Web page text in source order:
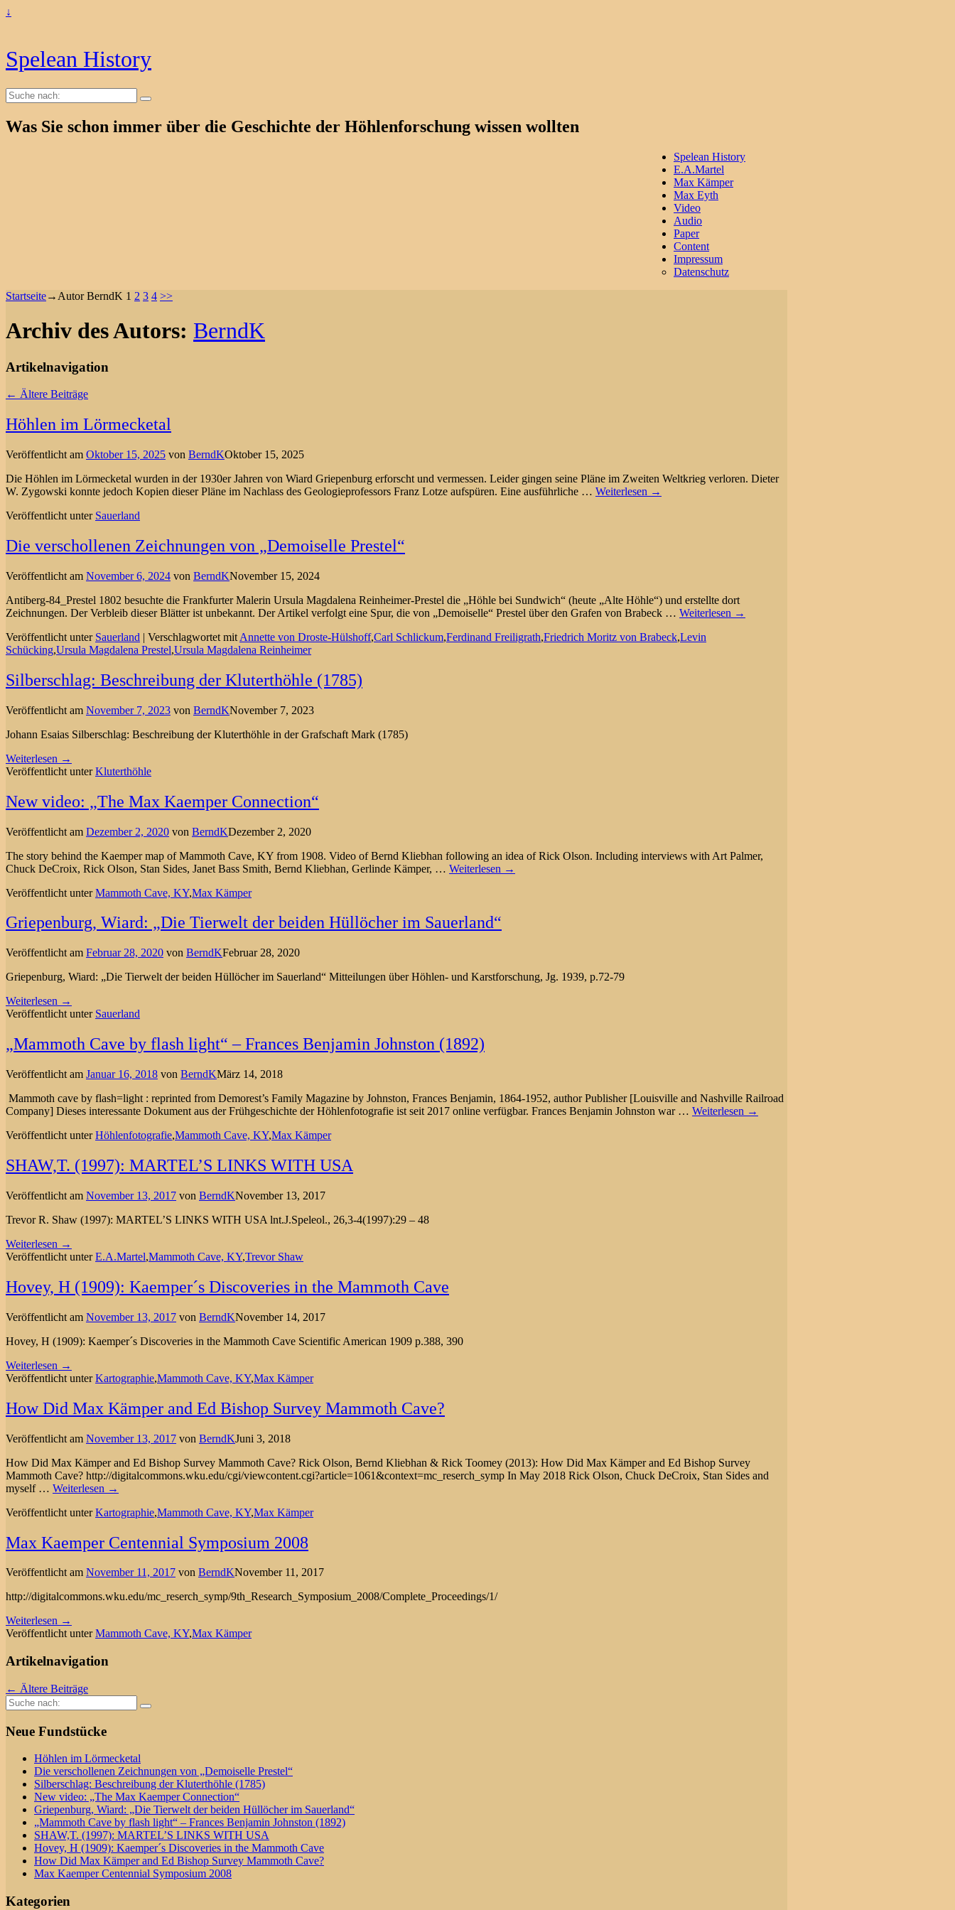
↓
Spelean History
Suche
nach:
Was Sie schon immer über die Geschichte der Höhlenforschung wissen wollten
Spelean History
E.A.Martel
Max Kämper
Max Eyth
Video
Audio
Paper
Content
Impressum
Datenschutz
Startseite→AutorBerndK 1 2 3 4 >>
Archiv des Autors: BerndK
Artikelnavigation
← Ältere Beiträge
Höhlen im Lörmecketal
Veröffentlicht am Oktober 15, 2025 von BerndKOktober 15, 2025
Die Höhlen im Lörmecketal wurden in der 1930er Jahren von Wiard Griepenburg erforscht und vermessen. Leider gingen seine Pläne im Zweiten Weltkrieg verloren. Dieter
W. Zygowski konnte jedoch Kopien dieser Pläne im Nachlass des Geologieprofessors Franz Lotze aufspüren. Eine ausführliche … Weiterlesen →
Veröffentlicht unter Sauerland
Die verschollenen Zeichnungen von „Demoiselle Prestel“
Veröffentlicht am November 6, 2024 von BerndKNovember 15, 2024
Antiberg-84_Prestel 1802 besuchte die Frankfurter Malerin Ursula Magdalena Reinheimer-Prestel die „Höhle bei Sundwich“ (heute „Alte Höhle“) und erstellte dort
Zeichnungen. Der Verbleib dieser Blätter ist unbekannt. Der Artikel verfolgt eine Spur, die von „Demoiselle“ Prestel über den Grafen von Brabeck … Weiterlesen →
Veröffentlicht unter Sauerland | Verschlagwortet mit Annette von Droste-Hülshoff,Carl Schlickum,Ferdinand Freiligrath,Friedrich Moritz von Brabeck,Levin
Schücking,Ursula Magdalena Prestel,Ursula Magdalena Reinheimer
Silberschlag: Beschreibung der Kluterthöhle (1785)
Veröffentlicht am November 7, 2023 von BerndKNovember 7, 2023
Johann Esaias Silberschlag: Beschreibung der Kluterthöhle in der Grafschaft Mark (1785)
Weiterlesen →
Veröffentlicht unter Kluterthöhle
New video: „The Max Kaemper Connection“
Veröffentlicht am Dezember 2, 2020 von BerndKDezember 2, 2020
The story behind the Kaemper map of Mammoth Cave, KY from 1908. Video of Bernd Kliebhan following an idea of Rick Olson. Including interviews with Art Palmer,
Chuck DeCroix, Rick Olson, Stan Sides, Janet Bass Smith, Bernd Kliebhan, Gerlinde Kämper, … Weiterlesen →
Veröffentlicht unter Mammoth Cave, KY,Max Kämper
Griepenburg, Wiard: „Die Tierwelt der beiden Hüllöcher im Sauerland“
Veröffentlicht am Februar 28, 2020 von BerndKFebruar 28, 2020
Griepenburg, Wiard: „Die Tierwelt der beiden Hüllöcher im Sauerland“ Mitteilungen über Höhlen- und Karstforschung, Jg. 1939, p.72-79
Weiterlesen →
Veröffentlicht unter Sauerland
„Mammoth Cave by flash light“ – Frances Benjamin Johnston (1892)
Veröffentlicht am Januar 16, 2018 von BerndKMärz 14, 2018
Mammoth cave by flash=light : reprinted from Demorest’s Family Magazine by Johnston, Frances Benjamin, 1864-1952, author Publisher [Louisville and Nashville Railroad
Company] Dieses interessante Dokument aus der Frühgeschichte der Höhlenfotografie ist seit 2017 online verfügbar. Frances Benjamin Johnston war … Weiterlesen →
Veröffentlicht unter Höhlenfotografie,Mammoth Cave, KY,Max Kämper
SHAW,T. (1997): MARTEL’S LINKS WITH USA
Veröffentlicht am November 13, 2017 von BerndKNovember 13, 2017
Trevor R. Shaw (1997): MARTEL’S LINKS WITH USA lnt.J.Speleol., 26,3-4(1997):29 – 48
Weiterlesen →
Veröffentlicht unter E.A.Martel,Mammoth Cave, KY,Trevor Shaw
Hovey, H (1909): Kaemper´s Discoveries in the Mammoth Cave
Veröffentlicht am November 13, 2017 von BerndKNovember 14, 2017
Hovey, H (1909): Kaemper´s Discoveries in the Mammoth Cave Scientific American 1909 p.388, 390
Weiterlesen →
Veröffentlicht unter Kartographie,Mammoth Cave, KY,Max Kämper
How Did Max Kämper and Ed Bishop Survey Mammoth Cave?
Veröffentlicht am November 13, 2017 von BerndKJuni 3, 2018
How Did Max Kämper and Ed Bishop Survey Mammoth Cave? Rick Olson, Bernd Kliebhan & Rick Toomey (2013): How Did Max Kämper and Ed Bishop Survey
Mammoth Cave? http://digitalcommons.wku.edu/cgi/viewcontent.cgi?article=1061&context=mc_reserch_symp In May 2018 Rick Olson, Chuck DeCroix, Stan Sides and
myself … Weiterlesen →
Veröffentlicht unter Kartographie,Mammoth Cave, KY,Max Kämper
Max Kaemper Centennial Symposium 2008
Veröffentlicht am November 11, 2017 von BerndKNovember 11, 2017
http://digitalcommons.wku.edu/mc_reserch_symp/9th_Research_Symposium_2008/Complete_Proceedings/1/
Weiterlesen →
Veröffentlicht unter Mammoth Cave, KY,Max Kämper
Artikelnavigation
← Ältere Beiträge
Suche
nach:
Neue Fundstücke
Höhlen im Lörmecketal
Die verschollenen Zeichnungen von „Demoiselle Prestel“
Silberschlag: Beschreibung der Kluterthöhle (1785)
New video: „The Max Kaemper Connection“
Griepenburg, Wiard: „Die Tierwelt der beiden Hüllöcher im Sauerland“
„Mammoth Cave by flash light“ – Frances Benjamin Johnston (1892)
SHAW,T. (1997): MARTEL’S LINKS WITH USA
Hovey, H (1909): Kaemper´s Discoveries in the Mammoth Cave
How Did Max Kämper and Ed Bishop Survey Mammoth Cave?
Max Kaemper Centennial Symposium 2008
Kategorien